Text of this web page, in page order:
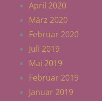
April 2020
März 2020
Februar 2020
Juli 2019
Mai 2019
Februar 2019
Januar 2019